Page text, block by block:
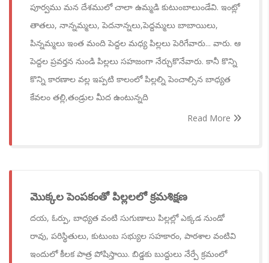
పూర్వము మన దేశములో చాలా ఉమ్మడి కుటుంబాలుండేవి. ఇంట్లో
తాతలు, నాన్నమ్మలు, పెదనాన్నలు,పెద్దమ్మలు బాబాయిలు,
పిన్నమ్మలు ఇంత మంది పెద్దల మధ్య పిల్లలు పెరిగేవారు... వారు. ఆ
పెద్దల ప్రవర్తన నుండి పిల్లలు సహజంగా నేర్చుకొనేవారు. కానీ కొన్ని
కొన్ని కారణాల వల్ల ఇప్పటి కాలంలో పిల్లల్ని పెంచాల్సిన బాధ్యత
కేవలం తల్లి,తండ్రుల మీద ఉంటున్నది
Read More
మొక్కల పెంపకంతో పిల్లలలో క్రమశిక్షణ
దయ, ఓర్పు, బాధ్యత వంటి సుగుణాలు పిల్లల్లో ఎక్కడ నుండో
రావు, పరిస్థితులు, కుటుంబ సభ్యుల సహకారం, పాఠశాల వంటివి
ఇందులో కీలక పాత్ర పోషిస్తాయి. బిడ్డకు బుద్దులు నేర్పే క్రమంలో